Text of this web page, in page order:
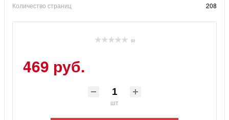
Количество страниц
208
(0)
469 руб.
шт